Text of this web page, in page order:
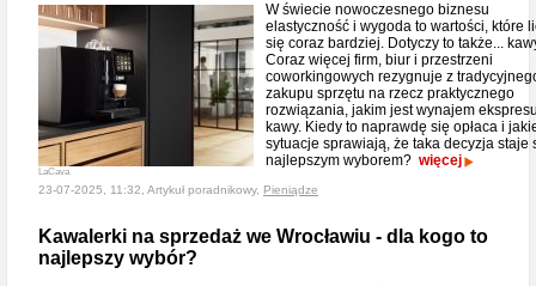
LaCava
W świecie nowoczesnego biznesu
elastyczność i wygoda to wartości, które
się coraz bardziej. Dotyczy to także...
Coraz więcej firm, biur i przestrzeni
coworkingowych rezygnuje z
zakupu sprzętu na rzecz praktycznego
rozwiązania, jakim jest wynajem
kawy. Kiedy to naprawdę się opłaca i
sytuacje sprawiają, że taka decyzja staje
najlepszym wyborem? więcej
23-07-2025, 11:32, Artykuł poradnikowy, Pieniądze
Kawalerki na sprzedaż we Wrocławiu - dla kogo to
najlepszy wybór?